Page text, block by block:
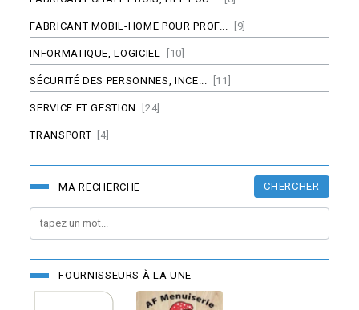
FABRICANT MOBIL-HOME POUR PROF... [9]
INFORMATIQUE, LOGICIEL [10]
SÉCURITÉ DES PERSONNES, INCE... [11]
SERVICE ET GESTION [24]
TRANSPORT [4]
MA RECHERCHE CHERCHER
FOURNISSEURS À LA UNE